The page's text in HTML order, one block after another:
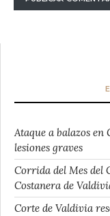
Ataque a balazos
lesiones graves
Corrida del Mes del
Costanera de
Corte de Valdivia